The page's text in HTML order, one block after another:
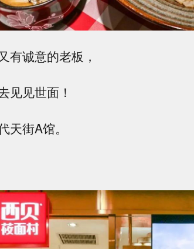
有诚意的老板，
见见世面！
天街A馆。